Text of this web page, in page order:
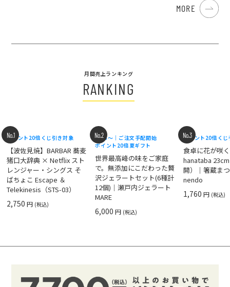
MORE
月間売上ランキング
RANKING
No.1
ポイント20倍 くじ引き対象
【波佐見焼】BARBAR 蕎麦
猪口大辞典 × Netflix スト
レンジャー・シングス そ
ばちょこ Escape ＆
Telekinesis（STS-03）
2,750円 (税込)
No.2
8/18〜｜ご注文手配開始
ポイント20倍 夏ギフト
世界最高峰の味をご家庭
で。無添加にこだわった贅
沢ジェラートセット(6種計
12個)｜瀬戸内ジェラート
MARE
6,000円 (税込)
No.3
ポイント20倍 く
食卓に花が咲
hanataba
開）｜箸蔵ま
nendo
1,760円 (税込)